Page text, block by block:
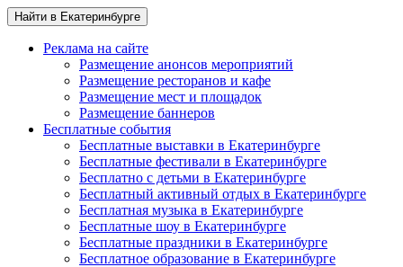
Найти в Екатеринбурге
Реклама на сайте
Размещение анонсов мероприятий
Размещение ресторанов и кафе
Размещение мест и площадок
Размещение баннеров
Бесплатные события
Бесплатные выставки в Екатеринбурге
Бесплатные фестивали в Екатеринбурге
Бесплатно с детьми в Екатеринбурге
Бесплатный активный отдых в Екатеринбурге
Бесплатная музыка в Екатеринбурге
Бесплатные шоу в Екатеринбурге
Бесплатные праздники в Екатеринбурге
Бесплатное образование в Екатеринбурге